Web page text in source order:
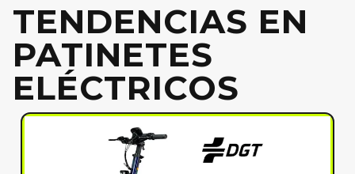
TENDENCIAS EN
PATINETES
ELÉCTRICOS